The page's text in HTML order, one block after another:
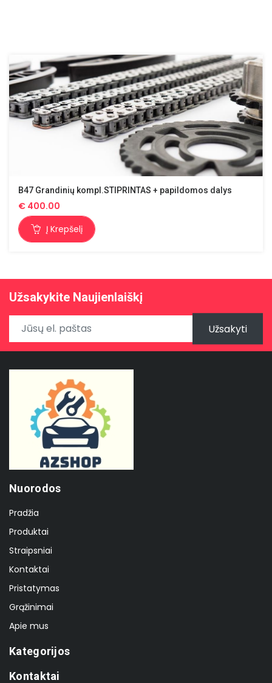
B47 Grandinių kompl.STIPRINTAS + papildomos dalys
€ 400.00
Į Krepšelį
Užsakykite Naujienlaiškį
Užsakyti
Nuorodos
Pradžia
Produktai
Straipsniai
Kontaktai
Pristatymas
Grąžinimai
Apie mus
Kategorijos
Kontaktai